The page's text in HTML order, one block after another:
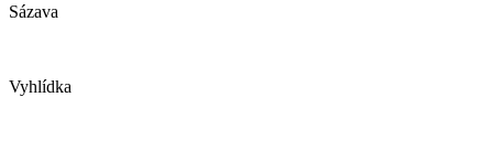
Sázava
Vyhlídka